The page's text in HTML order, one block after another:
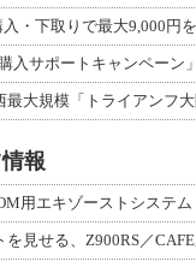
入サポートキャンペーン
報